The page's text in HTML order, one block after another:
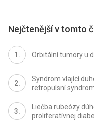
Nejčtenější v tomto
Orbitální tumory u
Syndrom vlající
retropulsní
Liečba rubeózy
proliferatívnej